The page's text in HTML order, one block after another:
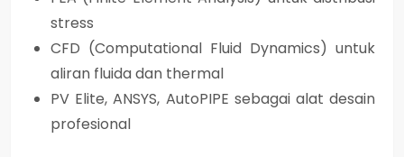
stress
CFD (Computational Fluid Dynamics) untuk
aliran fluida dan thermal
PV Elite, ANSYS, AutoPIPE sebagai alat desain
profesional